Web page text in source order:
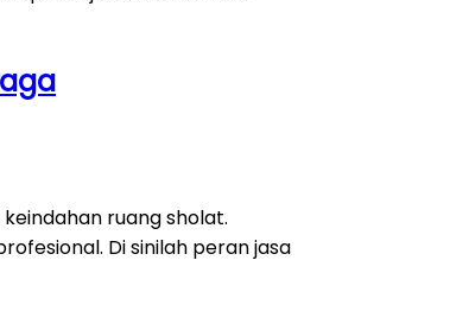
ruang sholat.
Di sinilah peran jasa